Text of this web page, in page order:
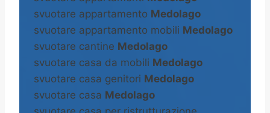
svuotare appartamento Medolago
svuotare appartamento mobili Medolago
svuotare cantine Medolago
svuotare casa da mobili Medolago
svuotare casa genitori Medolago
svuotare casa Medolago